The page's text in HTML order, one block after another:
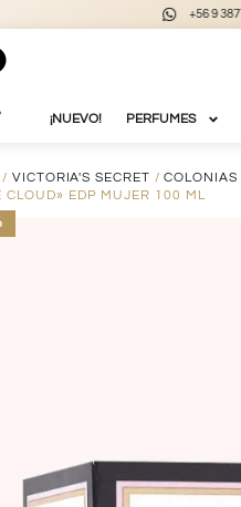
vypstore.cl
¡NUEVO! PERFUMES
/VICTORIA'S SECRET /COLONIAS
CLOUD» EDP MUJER 100 ML